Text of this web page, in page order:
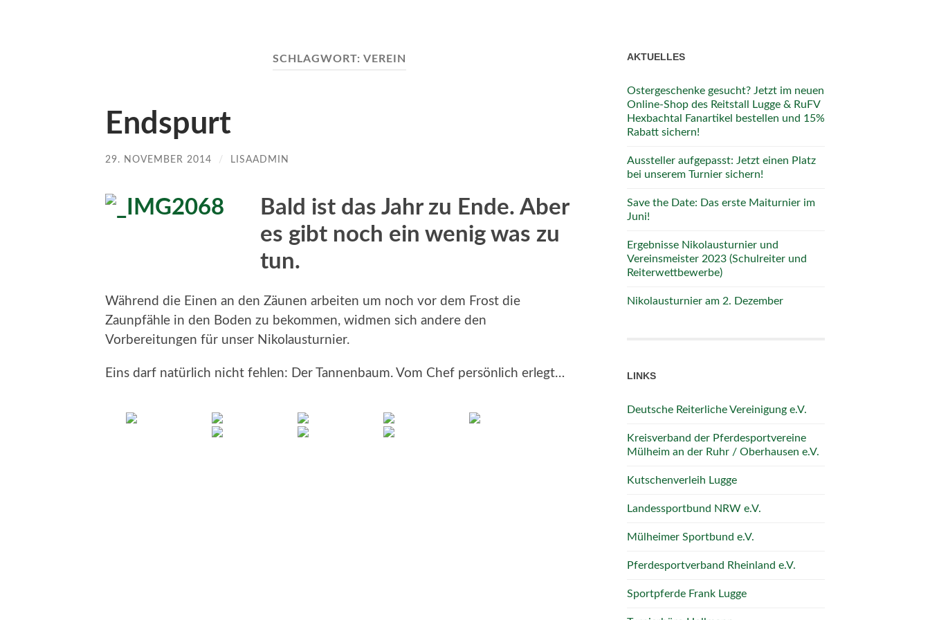
SCHLAGWORT: VEREIN
Endspurt
29. NOVEMBER 2014 / LISAADMIN
Bald ist das Jahr zu Ende. Aber
es gibt noch ein wenig was zu
tun.
Während die Einen an den Zäunen arbeiten um noch vor dem Frost die
Zaunpfähle in den Boden zu bekommen, widmen sich andere den
Vorbereitungen für unser Nikolausturnier.
Eins darf natürlich nicht fehlen: Der Tannenbaum. Vom Chef persönlich erlegt…
AKTUELLES
Ostergeschenke gesucht? Jetzt im neuen
Online-Shop des Reitstall Lugge & RuFV
Hexbachtal Fanartikel bestellen und 15%
Rabatt sichern!
Aussteller aufgepasst: Jetzt einen Platz
bei unserem Turnier sichern!
Save the Date: Das erste Maiturnier im
Juni!
Ergebnisse Nikolausturnier und
Vereinsmeister 2023 (Schulreiter und
Reiterwettbewerbe)
Nikolausturnier am 2. Dezember
LINKS
Deutsche Reiterliche Vereinigung e.V.
Kreisverband der Pferdesportvereine
Mülheim an der Ruhr / Oberhausen e.V.
Kutschenverleih Lugge
Landessportbund NRW e.V.
Mülheimer Sportbund e.V.
Pferdesportverband Rheinland e.V.
Sportpferde Frank Lugge